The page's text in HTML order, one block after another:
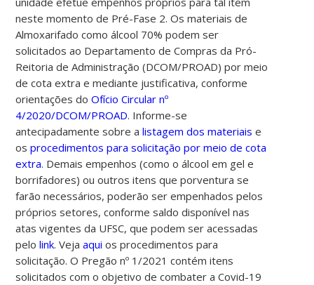
neste momento de Pré-Fase 2.Os materiais de
Almoxarifado como álcool 70% podem ser
solicitados ao Departamento de Compras da Pró-
Reitoria de Administração (DCOM/PROAD) por meio
de cota extra e mediante justificativa, conforme
orientações doOfício Circular nº
4/2020/DCOM/PROAD. Informe-se
antecipadamente sobre alistagem dos materiais e
osprocedimentos para solicitação por meio de cota
extra. Demais empenhos (como o álcool em gel e
borrifadores) ou outros itens que porventura se
farão necessários, poderão ser empenhados pelos
próprios setores, conforme saldo disponível nas
atas vigentes da UFSC, que podem ser acessadas
pelolink. Vejaaqui os procedimentos para
solicitação. O Pregão nº 1/2021 contém itens
solicitados com o objetivo de combater a Covid-19